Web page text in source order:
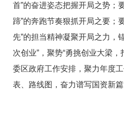
首”的奋进姿态把握开局之势；
蹄”的奔跑节奏狠抓开局之要；
先”的担当精神凝聚开局之力，
次创业”，聚势“勇挑创业大梁
委区政府工作安排，聚力年度
表、路线图，奋力谱写国资新篇